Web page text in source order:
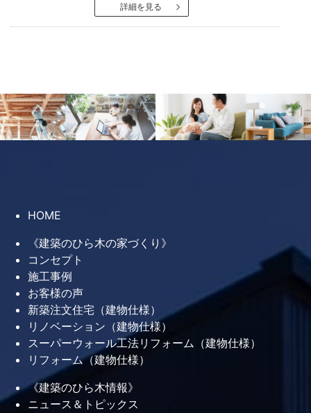
詳細を見る
HOME
《建築のひら木の家づくり》
コンセプト
施工事例
お客様の声
新築注文住宅（建物仕様）
リノベーション（建物仕様）
スーパーウォール工法リフォーム（建物仕様）
リフォーム（建物仕様）
《建築のひら木情報》
ニュース＆トピックス